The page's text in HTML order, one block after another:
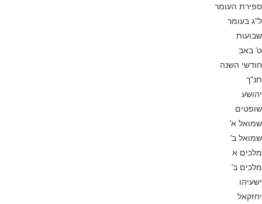
ספירת העומר
ל”ג בעומר
שבועות
ט’ באב
חודשי השנה
תנ”ך
יהושע
שופטים
שמואל א’
שמואל ב’
מלכים א
מלכים ב’
ישעיהו
יחזקאל